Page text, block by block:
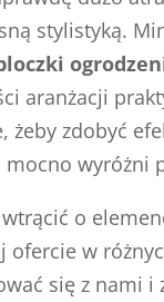
stylistyką.
aranżacji
żeby zdobyć
mocno wyróżni
o
ofercie w
się z nami i